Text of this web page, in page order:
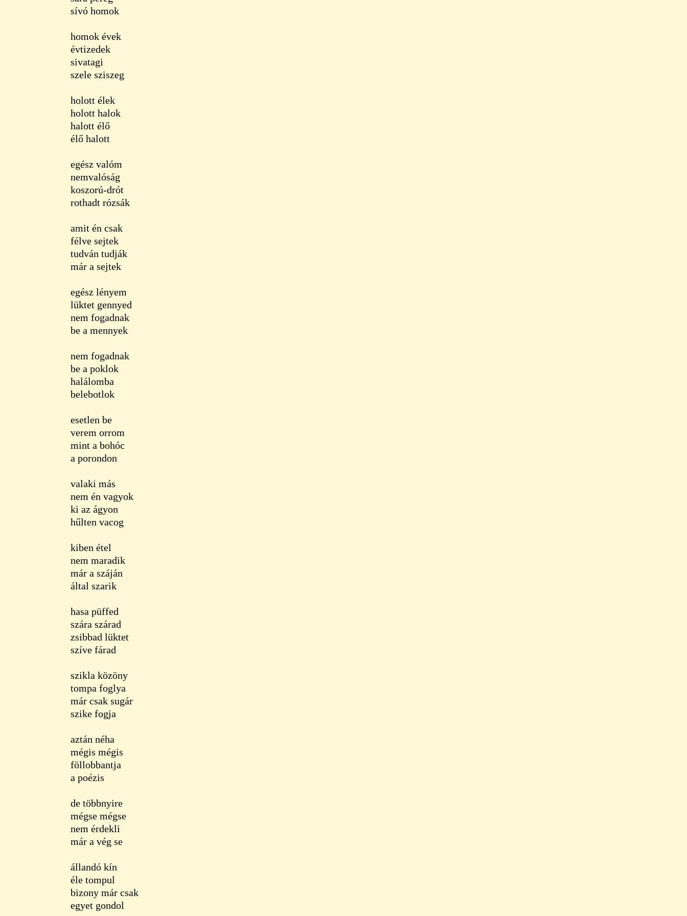
sívó homok
homok évek
évtizedek
sivatagi
szele sziszeg
holott élek
holott halok
halott élő
élő halott
egész valóm
nemvalóság
koszorú-drót
rothadt rózsák
amit én csak
félve sejtek
tudván tudják
már a sejtek
egész lényem
lüktet gennyed
nem fogadnak
be a mennyek
nem fogadnak
be a poklok
halálomba
belebotlok
esetlen be
verem orrom
mint a bohóc
a porondon
valaki más
nem én vagyok
ki az ágyon
hűlten vacog
kiben étel
nem maradik
már a száján
által szarik
hasa püffed
szára szárad
zsibbad lüktet
szíve fárad
szikla közöny
tompa foglya
már csak sugár
szike fogja
aztán néha
mégis mégis
föllobbantja
a poézis
de többnyire
mégse mégse
nem érdekli
már a vég se
állandó kín
éle tompul
bizony már csak
egyet gondol